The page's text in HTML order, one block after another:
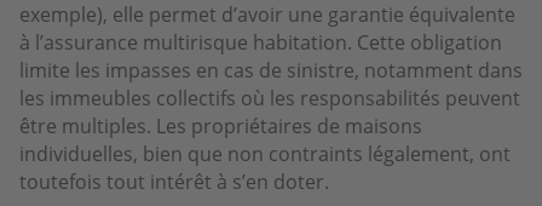
exemple), elle permet d’avoir une garantie équivalente
à l’assurance multirisque habitation. Cette obligation
limite les impasses en cas de sinistre, notamment dans
les immeubles collectifs où les responsabilités peuvent
être multiples. Les propriétaires de maisons
individuelles, bien que non contraints légalement, ont
toutefois tout intérêt à s’en doter.